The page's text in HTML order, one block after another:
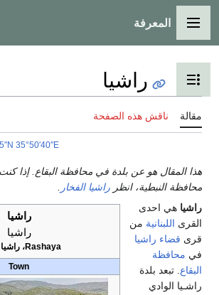
القائمة الرئيسية
المعرفة
تبديل عرض جدول المحتويات
راشيا
مقالة ناقش هذه الصفحة
35°50′40″E
هذا المقال هو عن بلدة في محافظة البقاع. إذا
محافظة النبطية، انظر راشيا الفخار
راشيا
راشيا
Rashaya، راشيا الوادي
Town
راشيا هي احدى
القرى اللبنانية من
قرى قضاء راشيا
في محافظة
البقاع . تبعد بلدة
راشـيا الوادي